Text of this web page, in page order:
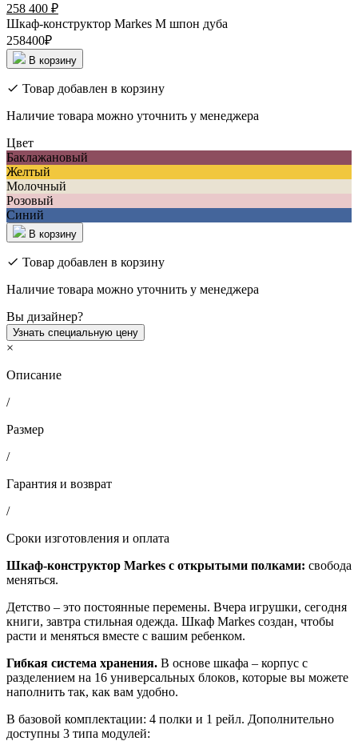
258 400 ₽
Шкаф-конструктор Markes M шпон дуба
258400₽
В корзину
Товар добавлен в корзину
Наличие товара можно уточнить у менеджера
Цвет
Баклажановый
Желтый
Молочный
Розовый
Синий
В корзину
Товар добавлен в корзину
Наличие товара можно уточнить у менеджера
Вы дизайнер?
Узнать специальную цену
×
Описание
/
Размер
/
Гарантия и возврат
/
Сроки изготовления и оплата
Шкаф-конструктор Markes с открытыми полками: свобода
меняться.
Детство – это постоянные перемены. Вчера игрушки, сегодня
книги, завтра стильная одежда. Шкаф Markes создан, чтобы
расти и меняться вместе с вашим ребенком.
Гибкая система хранения. В основе шкафа – корпус с
разделением на 16 универсальных блоков, которые вы можете
наполнить так, как вам удобно.
В базовой комплектации: 4 полки и 1 рейл. Дополнительно
доступны 3 типа модулей: